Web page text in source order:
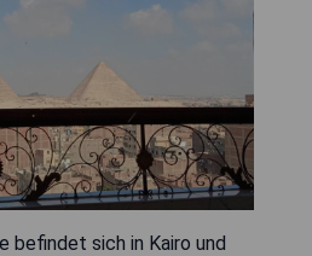
befindet sich in Kairo und